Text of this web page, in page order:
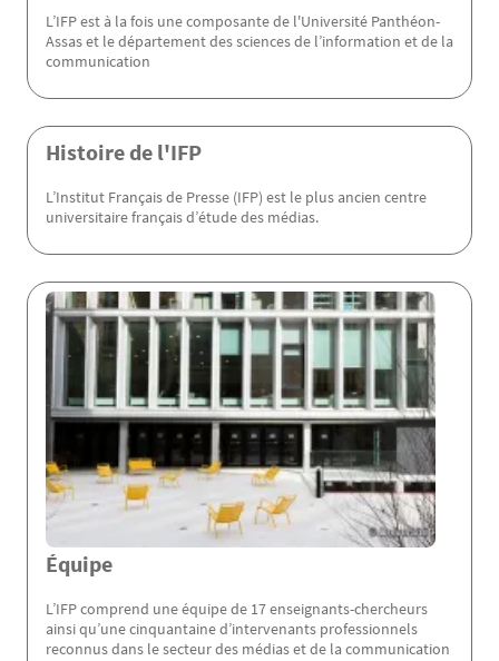
L’IFP est à la fois une composante de l'Université Panthéon-
Assas et le département des sciences de l’information et de la
communication
Histoire de l'IFP
L’Institut Français de Presse (IFP) est le plus ancien centre
universitaire français d’étude des médias.
Équipe
L’IFP comprend une équipe de 17 enseignants-chercheurs
ainsi qu’une cinquantaine d’intervenants professionnels
reconnus dans le secteur des médias et de la communication